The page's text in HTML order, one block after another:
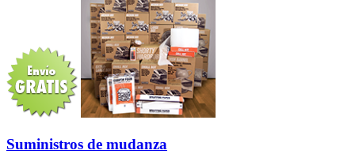
Suministros de mudanza